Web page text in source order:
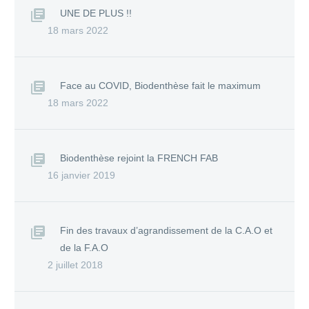
UNE DE PLUS !!
18 mars 2022
Face au COVID, Biodenthèse fait le maximum
18 mars 2022
Biodenthèse rejoint la FRENCH FAB
16 janvier 2019
Fin des travaux d’agrandissement de la C.A.O et
de la F.A.O
2 juillet 2018